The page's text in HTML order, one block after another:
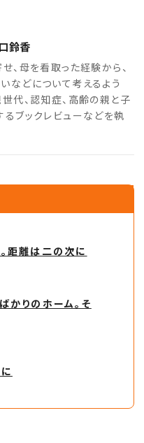
鈴香
、母を看取った経験から、
などについて考えるよう
代、認知症、高齢の親と子
るブックレビューなどを執
距離は二の次に
かりのホーム。そ